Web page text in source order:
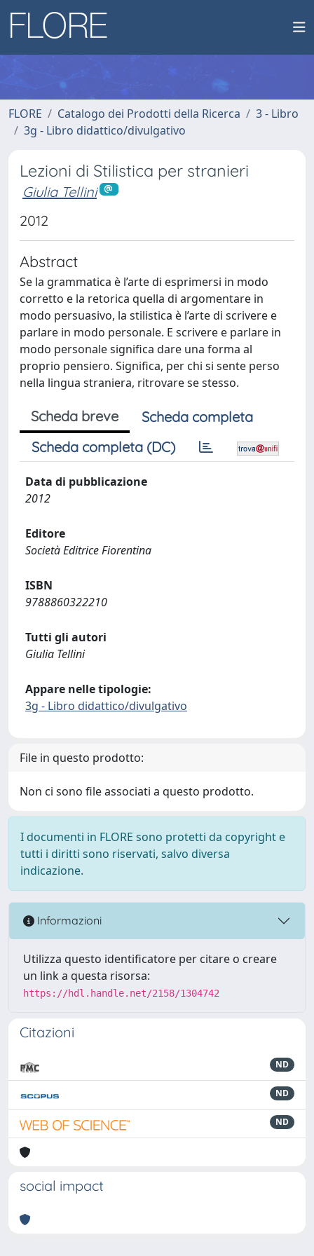
FLORE Catalogo dei Prodotti della Ricerca
3 - Libro
3g - Libro didattico/divulgativo
Lezioni di Stilistica per stranieri
Giulia Tellini
2012
Abstract
Se la grammatica è l’arte di esprimersi in modo
corretto e la retorica quella di argomentare in
modo persuasivo, la stilistica è l’arte di scrivere e
parlare in modo personale. E scrivere e parlare in
modo personale significa dare una forma al
proprio pensiero. Significa, per chi si sente perso
nella lingua straniera, ritrovare se stesso.
Scheda breve
Scheda completa
Scheda completa (DC)
Data di pubblicazione
2012
Editore
Società Editrice Fiorentina
ISBN
9788860322210
Tutti gli autori
Giulia Tellini
Appare nelle tipologie:
3g - Libro didattico/divulgativo
File in questo prodotto:
Non ci sono file associati a questo prodotto.
I documenti in FLORE sono protetti da copyright e
tutti i diritti sono riservati, salvo diversa
indicazione.
Informazioni
Utilizza questo identificatore per citare o creare
un link a questa risorsa:
https://hdl.handle.net/2158/1304742
Citazioni
ND
ND
ND
social impact